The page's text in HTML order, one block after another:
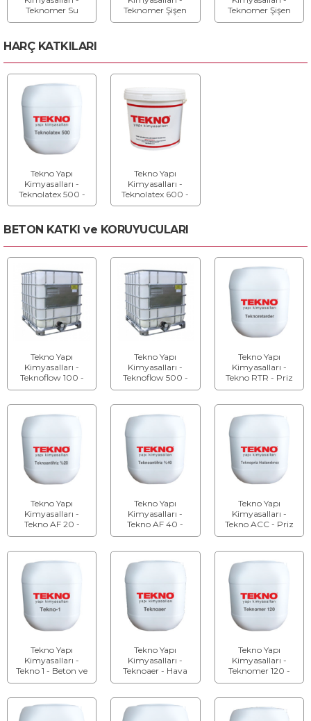
Teknomer Su
Tutucu Bant -
İçin PVC Esaslı Su
Tutucu Bantlar
Teknomer Şişen
Bant 6V - Su İle
Teknomer Şişen
Bant 2005 2V - Su
HARÇ KATKILARI
Tekno Yapı
Kimyasalları -
Teknolatex 500 -
Aderans ve Su
Katkısı
Tekno Yapı
Kimyasalları -
Teknolatex 600 -
Aderans ve Su
Katkısı
BETON KATKI ve KORUYUCULARI
Tekno Yapı
Kimyasalları -
Teknoflow 100 -
Süper
Beton Katkısı
Tekno Yapı
Kimyasalları -
Teknoflow 500 -
Hiper
Beton Katkısı
Tekno Yapı
Kimyasalları -
Tekno RTR - Priz
Geciktirici Beton ve
Tekno Yapı
Kimyasalları -
Tekno AF 20 -
Soğuk Havada
Hızlandırıcı Beton
Tekno Yapı
Kimyasalları -
Tekno AF 40 -
Soğuk Havada
Hızlandırıcı Beton
Tekno Yapı
Kimyasalları -
Tekno ACC - Priz
Hızlandırıcı Beton
Tekno Yapı
Kimyasalları -
Tekno 1 - Beton ve
Harç için Su
Katkısı
Tekno Yapı
Kimyasalları -
Teknoaer - Hava
Sürükleyici Beton
Tekno Yapı
Kimyasalları -
Teknomer 120 -
Kapiler Kristalize